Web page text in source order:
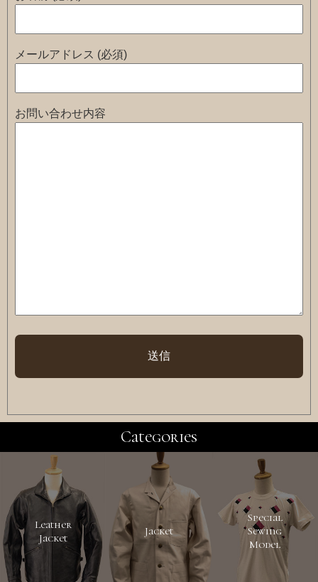
メールアドレス (必須)
お問い合わせ内容
Categories
Leather
Jacket
Jacket
Special
Sewing
Model